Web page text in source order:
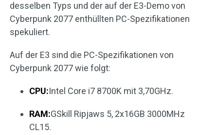
desselben Typs und der auf der E3-Demo von
Cyberpunk 2077 enthüllten PC-Spezifikationen
spekuliert.
Auf der E3 sind die PC-Spezifikationen von
Cyberpunk 2077 wie folgt:
CPU:Intel Core i7 8700K mit 3,70GHz.
RAM:GSkill Ripjaws 5, 2x16GB 3000MHz
CL15.